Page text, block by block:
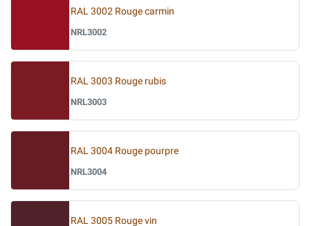
RAL 3002 Rouge carmin
NRL3002
RAL 3003 Rouge rubis
NRL3003
RAL 3004 Rouge pourpre
NRL3004
RAL 3005 Rouge vin